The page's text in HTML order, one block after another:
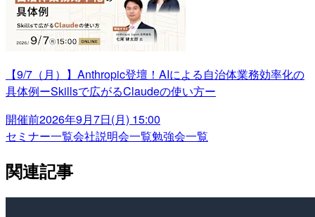
【9/7（月）】Anthropic登壇！AIによる自治体業務効率化の
具体例ーSkillsで広がるClaudeの使い方ー
開催前2026年9月7日(月) 15:00
セミナー一覧会社説明会一覧勉強会一覧
関連記事